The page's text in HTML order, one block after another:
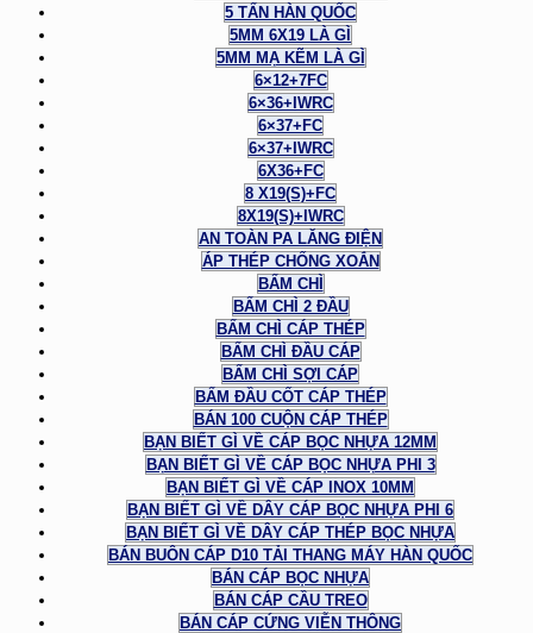
5 TẤN HÀN QUỐC
5MM 6X19 LÀ GÌ
5MM MẠ KẼM LÀ GÌ
6×12+7FC
6×36+IWRC
6×37+FC
6×37+IWRC
6X36+FC
8 X19(S)+FC
8X19(S)+IWRC
AN TOÀN PA LĂNG ĐIỆN
ÁP THÉP CHỐNG XOẮN
BẤM CHÌ
BẤM CHÌ 2 ĐẦU
BẤM CHÌ CÁP THÉP
BẤM CHÌ ĐẦU CÁP
BẤM CHÌ SỢI CÁP
BẤM ĐẦU CỐT CÁP THÉP
BÁN 100 CUỘN CÁP THÉP
BẠN BIẾT GÌ VỀ CÁP BỌC NHỰA 12MM
BẠN BIẾT GÌ VỀ CÁP BỌC NHỰA PHI 3
BẠN BIẾT GÌ VỀ CÁP INOX 10MM
BẠN BIẾT GÌ VỀ DÂY CÁP BỌC NHỰA PHI 6
BẠN BIẾT GÌ VỀ DÂY CÁP THÉP BỌC NHỰA
BÁN BUÔN CÁP D10 TẢI THANG MÁY HÀN QUỐC
BÁN CÁP BỌC NHỰA
BÁN CÁP CẦU TREO
BÁN CÁP CỨNG VIỄN THÔNG